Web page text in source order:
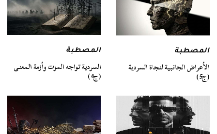
المصطبة
الأعراض الجانبية لنجاة السردية
(ج5)
المصطبة
السردية تواجه الموت وأزمة المعنى
(ج4)